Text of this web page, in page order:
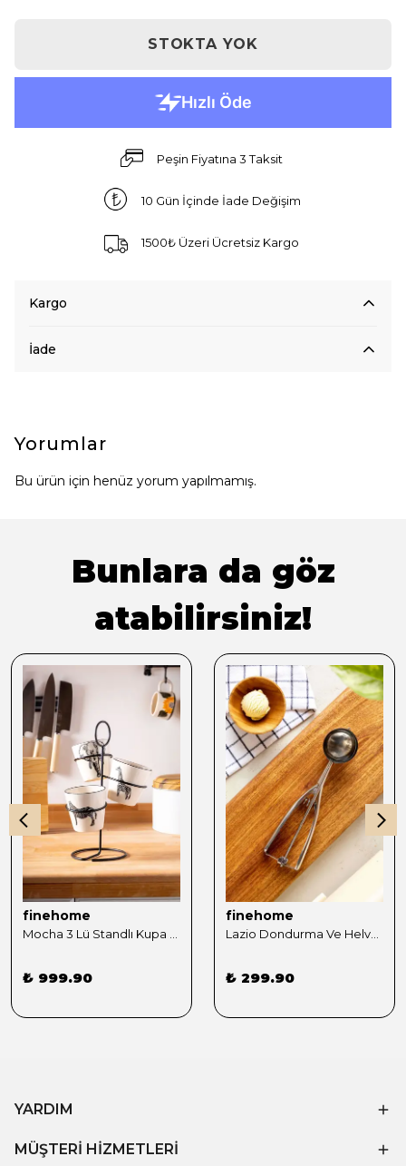
STOKTA YOK
Peşin Fiyatına 3 Taksit
10 Gün İçinde İade Değişim
1500₺ Üzeri Ücretsiz Kargo
Kargo
İade
Yorumlar
Bu ürün için henüz yorum yapılmamış.
Bunlara da göz
atabilirsiniz!
finehome
₺ 999.90
finehome
₺ 299.90
YARDIM
MÜŞTERİ HİZMETLERİ